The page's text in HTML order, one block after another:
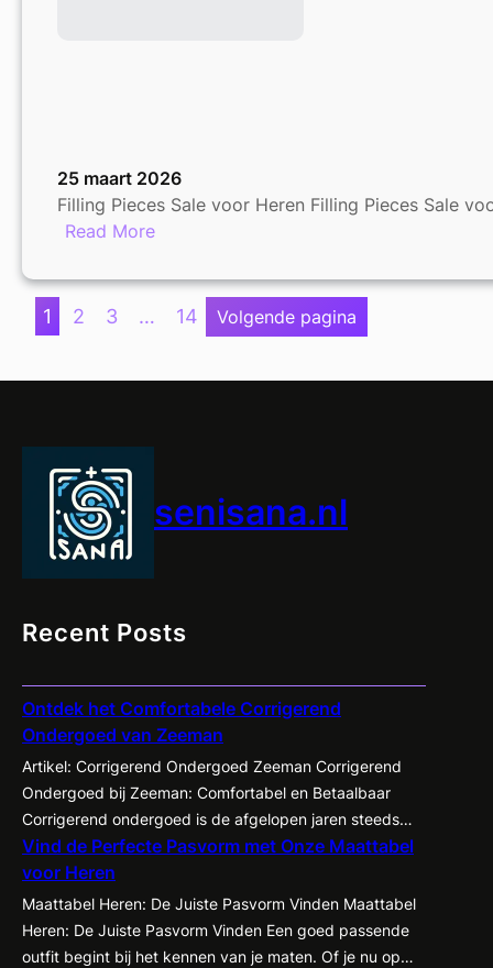
25 maart 2026
Filling Pieces Sale voor Heren Filling Pieces Sale
Read More:
Pieces
Sale
Stijlvolle
1 2 3 … 14 Volgende pagina
senisana.nl
Recent Posts
Ontdek het Comfortabele Corrigerend
Ondergoed van Zeeman
Artikel: Corrigerend Ondergoed Zeeman Corrigerend
Ondergoed bij Zeeman: Comfortabel en Betaalbaar
Corrigerend ondergoed is de afgelopen jaren steeds
populairder geworden onder zowel mannen als
vrouwen. Het biedt de mogelijkheid om je figuur op een
subtiele manier te accentueren en te corrigeren,
waardoor kleding beter tot zijn recht komt en je
zelfvertrouwen een boost krijgt. Een…
Vind de Perfecte Pasvorm met Onze Maattabel
voor Heren
Maattabel Heren: De Juiste Pasvorm Vinden Maattabel
Heren: De Juiste Pasvorm Vinden Een goed passende
outfit begint bij het kennen van je maten. Of je nu op